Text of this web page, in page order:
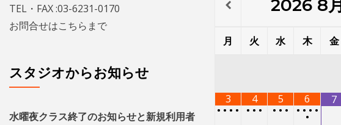
TEL・FAX :03-6231-0170
お問合せはこちら まで
スタジオからお知らせ
水曜夜クラス終了のお知らせと新規利用者
2026 8月
月 火 水 木 金
3
• • • •
4
• • •
5
• • •
6
• • • •
•
7